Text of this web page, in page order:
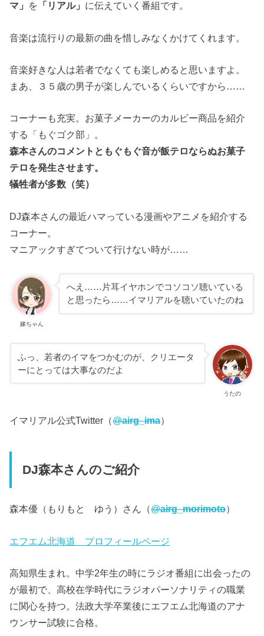
マ」 を 「リアル」 に伝えていく番組です。
音楽は流行りの最新の曲を惜しみなくかけてくれます。
音楽好きな人は若者でなくても楽しめると思いますよ。
まあ、３５歳の男子が楽しんでいるくらいですから……
コーナーも充実。お菓子メーカーのカルビー商品を紹介
する「もぐゴク部」。
森本さんのコメントともぐもぐ音が飯テロならぬお菓子
テロを発生させます。
犠牲者が多数（笑）
DJ森本さんの最近ハマっている漫画やアニメを紹介する
コーナー。
マニアックすぎてついて行けない時が……
嫁ちゃん
へえ……片耳イヤホンでコソコソ聴いている
と思ったら……イマリアルを聴いていたのね
うたの
ふっ、若者のイマをつかむのが、クリエータ
ーにとっては大事なのだよ
イマリアル公式Twitter（@airg_ima）
DJ森本さんのご紹介
森本優（もりもと ゆう）さん（@airg_morimoto）
エフエム北海道 プロフィールページ
高知県生まれ。中学2年生の時にラジオ番組に出会ったの
が最初で、高校在学時代にラジオパーソナリティの職業
に関心を持つ。法政大学卒業後にエフエム北海道のアナ
ウンサー試験に合格。